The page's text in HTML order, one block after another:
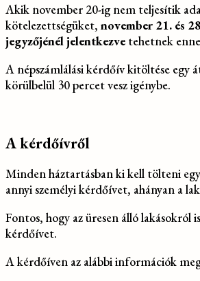
Akik november 20-ig nem teljesítik
kötelezettségüket, november 21. és
jegyzőjénél jelentkezve tehetnek
A népszámlálási kérdőív kitöltése egy
körülbelül 30 percet vesz igénybe.
A kérdőívről
Minden háztartásban ki kell tölteni
annyi személyi kérdőívet, ahányan a
Fontos, hogy az üresen álló lakásokról
kérdőívet.
A kérdőíven az alábbi információk